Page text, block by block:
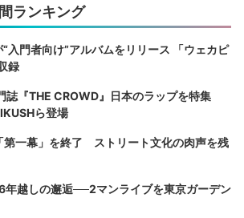
ランキング
入門者向け”アルバムをリリース 「ウェカピ
録
誌『THE CROWD』日本のラップを特集
ら登場
一幕」を終了 ストリート文化の肉声を残
年越しの邂逅──2マンライブを東京ガーデン